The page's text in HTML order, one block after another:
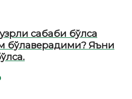
сабаби бўлса
бўлаверадими? Яъни